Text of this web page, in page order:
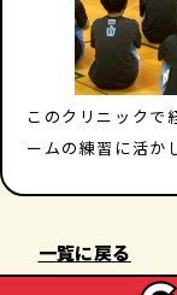
このクリニックで
ームの練習に活か
一覧に戻る